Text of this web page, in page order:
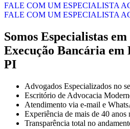
FALE COM UM ESPECIALISTA
FALE COM UM ESPECIALISTA
Somos Especialistas em
Execução Bancária
PI
Advogados Especializados no
Escritório de Advocacia
Atendimento via e-mail e
Experiência de mais de 40 anos
Transparência total no